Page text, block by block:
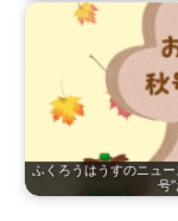
ふくろうはうすのニュ
号